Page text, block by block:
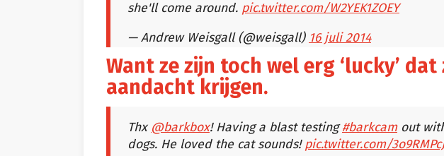
she'll come around. pic.twitter.com/W2YEK1ZOEY
— Andrew Weisgall (@weisgall) 16 juli 2014
Want ze zijn toch wel erg ‘lucky’
aandacht krijgen.
Thx @barkbox! Having a blast testing#barkcamout
dogs. He loved the cat sounds!pic.twitter.com/